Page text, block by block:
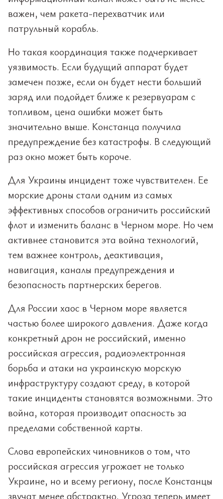
важен, чем ракета-перехватчик или
патрульный корабль.
Но такая координация также подчеркивает
уязвимость. Если будущий аппарат будет
замечен позже, если он будет нести больший
заряд или подойдет ближе к резервуарам с
топливом, цена ошибки может быть
значительно выше. Констанца получила
предупреждение без катастрофы. В следующий
раз окно может быть короче.
Для Украины инцидент тоже чувствителен. Ее
морские дроны стали одним из самых
эффективных способов ограничить российский
флот и изменить баланс в Черном море. Но чем
активнее становится эта война технологий,
тем важнее контроль, деактивация,
навигация, каналы предупреждения и
безопасность партнерских берегов.
Для России хаос в Черном море является
частью более широкого давления. Даже когда
конкретный дрон не российский, именно
российская агрессия, радиоэлектронная
борьба и атаки на украинскую морскую
инфраструктуру создают среду, в которой
такие инциденты становятся возможными. Это
война, которая производит опасность за
пределами собственной карты.
Слова европейских чиновников о том, что
российская агрессия угрожает не только
Украине, но и всему региону, после Констанцы
звучат менее абстрактно. Угроза теперь имеет